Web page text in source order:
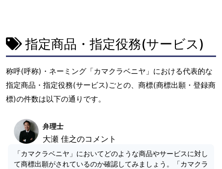
指定商品・指定役務(サービス)
称呼(呼称)・ネーミング「カマクラベニヤ」における代表的な
指定商品・指定役務(サービス)ごとの、商標(商標出願・登録商
標)の件数は以下の通りです。
弁理士
大瀬 佳之のコメント
「カマクラベニヤ」においてどのような商品やサービスに対し
て商標出願がされているのか確認してみましょう。「カマクラ